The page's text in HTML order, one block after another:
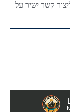
קשר ישיר על